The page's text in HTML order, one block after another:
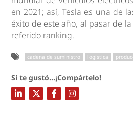
en 2021; así, Tesla es una de
éxito de este año, al pasar de
referido ranking.
cadena de suministro logística
Si te gustó...¡Compártelo!